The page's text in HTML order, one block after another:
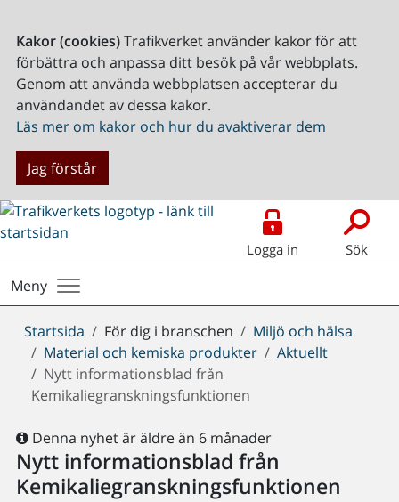
Kakor (cookies)Trafikverket använder kakor för att
förbättra och anpassa ditt besök på vår webbplats.
Genom att använda webbplatsen accepterar du
användandet av dessa kakor.
Läs mer om kakor och hur du avaktiverar dem
Jag förstår
Logga in Sök
Meny
Du
är
här:
Startsida För dig i branschen
Miljö och hälsa
Material och kemiska produkter
Aktuellt
Nytt informationsblad från
Kemikaliegranskningsfunktionen
Denna nyhet är äldre än 6 månader
Nytt informationsblad från
Kemikaliegranskningsfunktionen